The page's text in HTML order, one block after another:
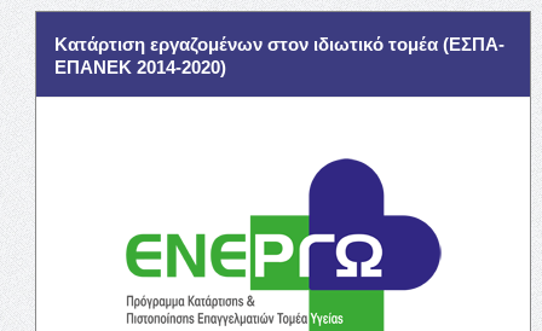
Κατάρτιση εργαζομένων στον ιδιωτικό τομέα (ΕΣΠΑ-
ΕΠΑΝΕΚ 2014-2020)